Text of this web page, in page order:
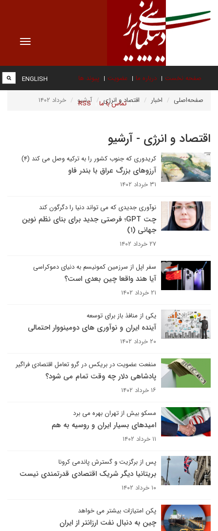
Toggle
صفحه نخست درباره ما عضویت پیوند ها
تماس با ما RSS
ENGLISH
صفحه‌اصلی اخبار اقتصاد و انرژی آرشیو خرداد ۱۴۰۲
اقتصاد و انرژی - آرشیو
کریدوری که جنوب کشور را به ترکیه وصل می کند (۴)
آرزوهای بزرگ عراق با بندر فاو
۳۱ خرداد ۱۴۰۲
نوآوری جدیدی که می تواند دنیا را دگرگون کند
چت GPT؛ فرصتی جدید برای بنای نظم نوین
جهانی (۱)
۲۷ خرداد ۱۴۰۲
سفر اپل از سرزمین کمونیسم به دنیای دموکراسی
آیا هند واقعا چین بعدی است؟
۲۱ خرداد ۱۴۰۲
یکی از منافذ باز برای توسعه
آینده ایران و نوآوری های دومینووار احتمالی
۲۰ خرداد ۱۴۰۲
منفعت عضویت در بریکس در گرو تعامل اقتصادی فراگیر
پادشاهی دلار چه وقت تمام می شود؟
۱۶ خرداد ۱۴۰۲
مسکو بیش از تهران بهره می برد
امیدهای بسیار ایران و روسیه به هم
۱۱ خرداد ۱۴۰۲
پس از برگزیت و گسترش پاندمی کرونا
بریتانیا دیگر شریک اقتصادی قدرتمندی نیست
۱۰ خرداد ۱۴۰۲
پکن امتیازات بیشتر می خواهد
چین به دنبال نفت ارزانتر از ایران